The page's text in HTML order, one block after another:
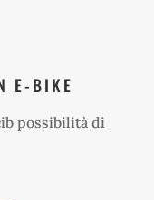
E-BIKE
possibilità di